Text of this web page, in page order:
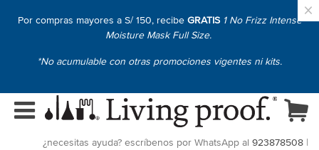
Por compras mayores a S/ 150, recibe GRATIS 1 No Frizz Intense
Moisture Mask Full Size.
*No acumulable con otras promociones vigentes ni kits.
×
¿necesitas ayuda? escríbenos por WhatsApp al 923878508 |